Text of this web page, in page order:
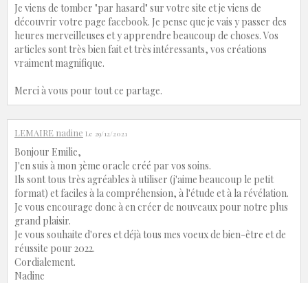
Je viens de tomber "par hasard" sur votre site et je viens de
découvrir votre page facebook. Je pense que je vais y passer des
heures merveilleuses et y apprendre beaucoup de choses. Vos
articles sont très bien fait et très intéressants, vos créations
vraiment magnifique.
Merci à vous pour tout ce partage.
LEMAIRE nadine Le 29/12/2021
Bonjour Emilie,
J'en suis à mon 3ème oracle créé par vos soins.
Ils sont tous très agréables à utiliser (j'aime beaucoup le petit
format) et faciles à la compréhension, à l'étude et à la révélation.
Je vous encourage donc à en créer de nouveaux pour notre plus
grand plaisir.
Je vous souhaite d'ores et déjà tous mes voeux de bien-être et de
réussite pour 2022.
Cordialement.
Nadine